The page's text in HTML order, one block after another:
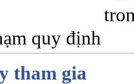
quy định
tham gia